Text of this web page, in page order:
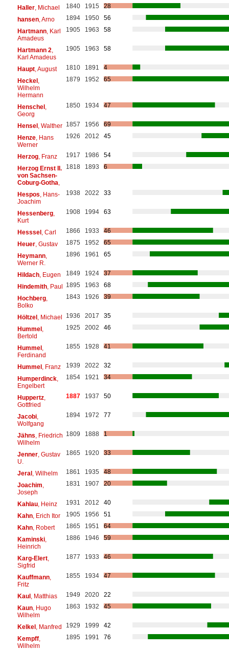
Haller, Michael 1840 1915
28
hansen, Arno 1894 1950
56
Hartmann, Karl
Amadeus
1905 1963 58
Hartmann 2
Karl Amadeus
1905 1963 58
Haupt, August 1810 1891
4
Heckel,
Wilhelm
Hermann
1879 1952 65
Henschel,
Georg
1850 1934 47
Hensel, Walther 1857 1956
69
Henze, Hans
Werner
1926 2012 45
Herzog, Franz 1917 1986
54
Herzog Ernst II.
von Sachsen-
Coburg-Gotha
1818 1893 6
Hespos , Hans-
Joachim
1938 2022 33
Hessenberg,
Kurt
1908 1994 63
Hesssel, Carl 1866 1933
46
Heuer, Gustav 1875 1952
65
Heymann,
Werner R.
1896 1961 65
Hildach, Eugen 1849 1924
37
Hindemith, Paul 1895 1963
68
Hochberg,
Bolko
1843 1926 39
Höltzel, Michael 1936 2017
35
Hummel,
Bertold
1925 2002 46
Hummel,
Ferdinand
1855 1928 41
Hummel, Franz 1939 2022
32
Humperdinck,
Engelbert
1854 1921 34
Huppertz,
Gottfried
1887 1937 50
Jacobi,
Wolfgang
1894 1972 77
Jähns , Friedrich
Wilhelm
1809 1888 1
Jenner, Gustav
U.
1865 1920 33
Jeral, Wilhelm 1861 1935
48
Joachim
Joseph
1831 1907 20
Kahlau, Heinz 1931 2012
40
Kahn, Erich Itor 1905 1956
51
Kahn, Robert 1865 1951
64
Kaminski,
Heinrich
1886 1946 59
Karg-Elert,
Sigfrid
1877 1933 46
Kauffmann,
Fritz
1855 1934 47
Kaul, Matthias 1949 2020
22
Kaun, Hugo
Wilhelm
1863 1932 45
Kelkel, Manfred 1929 1999
42
Kempff,
Wilhelm
1895 1991 76